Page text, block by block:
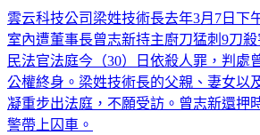
雲云科技公司梁姓技術長去年3月7日下
室內遭董事長曾志新持主廚刀猛刺9刀
民法官法庭今（30）日依殺人罪，判處
公權終身。梁姓技術長的父親、妻女以
凝重步出法庭，不願受訪。曾志新還押
警帶上囚車。